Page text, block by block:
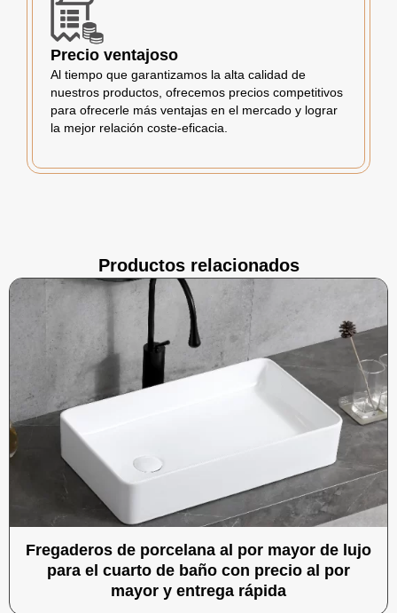
Precio ventajoso
Al tiempo que garantizamos la alta calidad de
nuestros productos, ofrecemos precios competitivos
para ofrecerle más ventajas en el mercado y lograr
la mejor relación coste-eficacia.
Productos relacionados
Fregaderos de porcelana al por mayor de lujo
para el cuarto de baño con precio al por
mayor y entrega rápida